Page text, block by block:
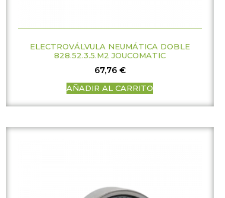
ELECTROVÁLVULA NEUMÁTICA DOBLE
828.52.3.5.M2 JOUCOMATIC
67,76 €
AÑADIR AL CARRITO